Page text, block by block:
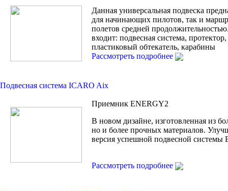
Данная универсальная подвеска
для начинающих пилотов, так и
полетов средней
входит: подвесная система,
пластиковый обтекатель, карабины
Рассмотреть подробнее
Подвесная система ICARO Aix
Приемник ENERGY2
В новом дизайне, изготовленная из
но и более прочных материалов.
версия успешной подвесной системы
Рассмотреть подробнее